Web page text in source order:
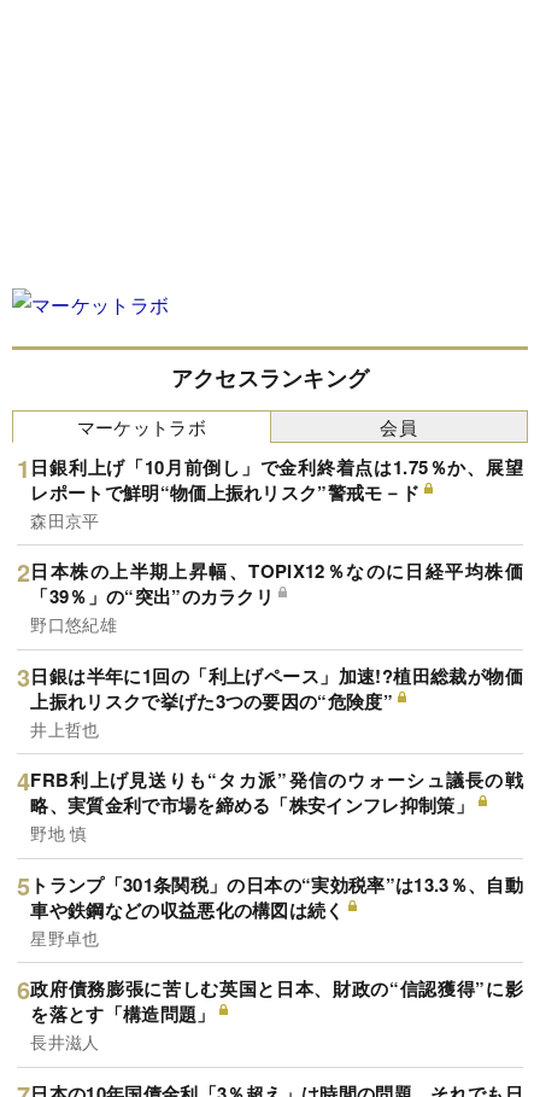
アクセスランキング
マーケットラボ
日銀利上げ「10月前倒し」で金利終着点は1.75％か、展望
レポートで鮮明“物価上振れリスク”警戒モ－ド
森田京平
日本株の上半期上昇幅、TOPIX12％なのに日経平均株価
「39％」の“突出”のカラクリ
野口悠紀雄
日銀は半年に1回の「利上げペース」加速!?植田総裁が物価
上振れリスクで挙げた3つの要因の“危険度”
井上哲也
FRB利上げ見送りも“タカ派”発信のウォーシュ議長の戦
略、実質金利で市場を締める「株安インフレ抑制策」
野地 慎
トランプ「301条関税」の日本の“実効税率”は13.3％、自動
車や鉄鋼などの収益悪化の構図は続く
星野卓也
政府債務膨張に苦しむ英国と日本、財政の“信認獲得”に影
を落とす「構造問題」
長井滋人
会員